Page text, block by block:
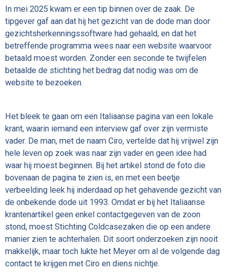
In mei 2025 kwam er een tip binnen over de zaak. De
tipgever gaf aan dat hij het gezicht van de dode man door
gezichtsherkenningssoftware had gehaald, en dat het
betreffende programma wees naar een website waarvoor
betaald moest worden. Zonder een seconde te twijfelen
betaalde de stichting het bedrag dat nodig was om de
website te bezoeken.
Het bleek te gaan om een Italiaanse pagina van een lokale
krant, waarin iemand een interview gaf over zijn vermiste
vader. De man, met de naam Ciro, vertelde dat hij vrijwel zijn
hele leven op zoek was naar zijn vader en geen idee had
waar hij moest beginnen. Bij het artikel stond de foto die
bovenaan de pagina te zien is, en met een beetje
verbeelding leek hij inderdaad op het gehavende gezicht van
de onbekende dode uit 1993. Omdat er bij het Italiaanse
krantenartikel geen enkel contactgegeven van de zoon
stond, moest Stichting Coldcasezaken die op een andere
manier zien te achterhalen. Dit soort onderzoeken zijn nooit
makkelijk, maar toch lukte het Meyer om al de volgende dag
contact te krijgen met Ciro en diens nichtje.